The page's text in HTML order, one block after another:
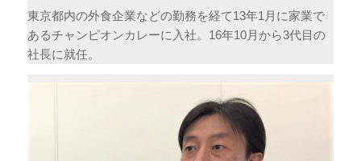
東京都内の外食企業などの勤務を経て13年1月に家業で
あるチャンピオンカレーに入社。16年10月から3代目の
社長に就任。